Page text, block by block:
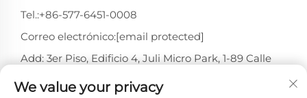
Tel.:+86-577-6451-0008
Correo electrónico:[email protected]
Add: 3er Piso, Edificio 4, Juli Micro Park, 1-89 Calle
325802
We value your privacy